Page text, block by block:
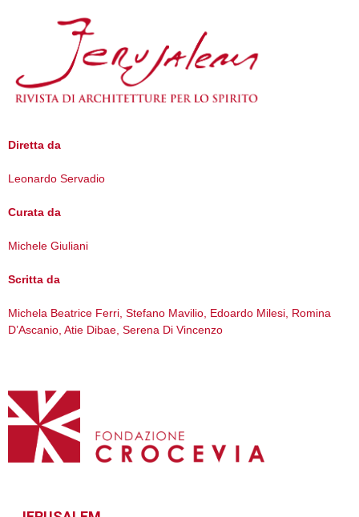
Diretta da
Leonardo Servadio
Curata da
Michele Giuliani
Scritta da
Michela Beatrice Ferri, Stefano Mavilio, Edoardo Milesi, Romina
D’Ascanio, Atie Dibae, Serena Di Vincenzo